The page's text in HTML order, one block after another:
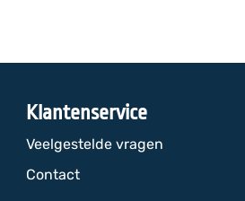
Klantenservice
Veelgestelde vragen
Contact